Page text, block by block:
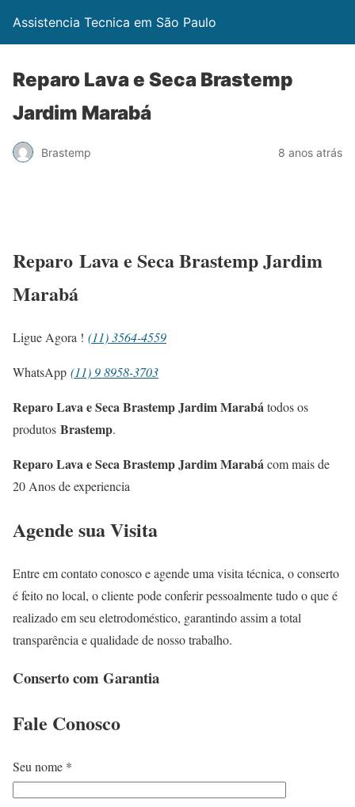
Assistencia Tecnica em São Paulo
Reparo Lava e Seca Brastemp
Jardim Marabá
Brastemp 8 anos atrás
Reparo Lava e Seca Brastemp Jardim
Marabá
Ligue Agora ! (11) 3564-4559
WhatsApp (11) 9 8958-3703
Reparo Lava e Seca Brastemp Jardim Marabátodos os
produtos Brastemp.
Reparo Lava e Seca Brastemp Jardim Marabácom mais de
20 Anos de experiencia
Agende sua Visita
Entre em contato conosco e agende uma visita técnica, o conserto
é feito no local, o cliente pode conferir pessoalmente tudo o que é
realizado em seu eletrodoméstico, garantindo assim a total
transparência e qualidade de nosso trabalho.
Conserto com Garantia
Fale Conosco
Seu nome *